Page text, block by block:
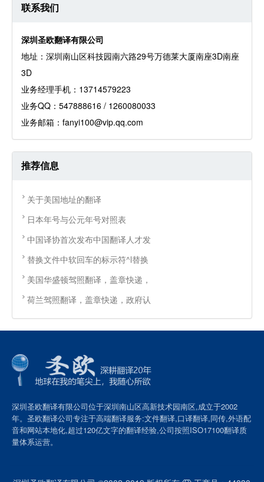
联系我们
深圳圣欧翻译有限公司
地址：深圳南山区科技园南六路29号万德莱大厦南座3D南座
3D
业务经理手机：13714579223
业务QQ：547888616 / 1260080033
业务邮箱：fanyi100@vip.qq.com
推荐信息
关于美国地址的翻译
日本年号与公元年号对照表
中国译协首次发布中国翻译人才发
替换文件中软回车的标示符^l替换
美国华盛顿驾照翻译，盖章快递，
荷兰驾照翻译，盖章快递，政府认
深圳圣欧翻译有限公司位于深圳南山区高新技术园南区,成立于2002
年。圣欧翻译公司专注于高端翻译服务:文件翻译,口译翻译,同传,外语配
音和网站本地化,超过120亿文字的翻译经验,公司按照ISO17100翻译质
量体系运营。